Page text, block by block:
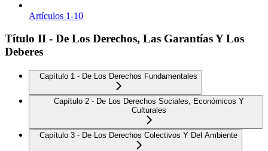
Artículos 1-10
Título II - De Los Derechos, Las Garantías Y Los
Deberes
Capítulo 1 - De Los Derechos Fundamentales
Capítulo 2 - De Los Derechos Sociales, Económicos Y
Culturales
Capítulo 3 - De Los Derechos Colectivos Y Del Ambiente